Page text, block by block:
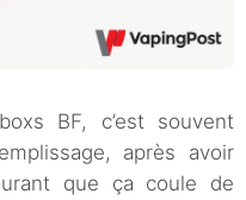
BF, c’est souvent
après avoir
que ça coule de